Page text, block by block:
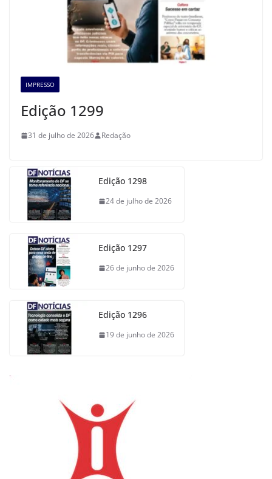
IMPRESSO
Edição 1299
31 de julho de 2026 Redação
Edição 1298
24 de julho de 2026
Edição 1297
26 de junho de 2026
Edição 1296
19 de junho de 2026